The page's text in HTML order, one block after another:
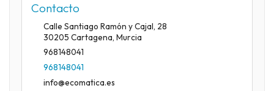
Contacto
Calle Santiago Ramón y Cajal, 28
30205 Cartagena, Murcia
968148041
968148041
info@ecomatica.es